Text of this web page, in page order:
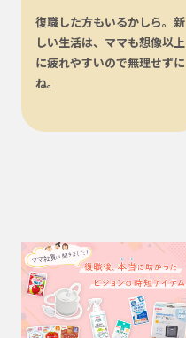
復職した方もいるかしら。新
しい生活は、ママも想像以上
に疲れやすいので無理せずに
ね。